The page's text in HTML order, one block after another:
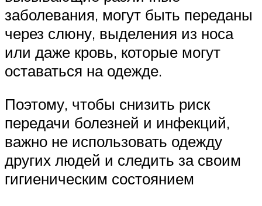
заболевания, могут быть переданы
через слюну, выделения из носа
или даже кровь, которые могут
оставаться на одежде.
Поэтому, чтобы снизить риск
передачи болезней и инфекций,
важно не использовать одежду
других людей и следить за своим
гигиеническим состоянием